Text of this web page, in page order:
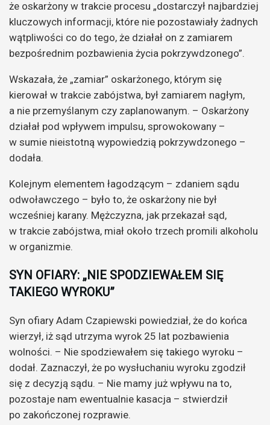
że oskarżony w trakcie procesu „dostarczył najbardziej
kluczowych informacji, które nie pozostawiały żadnych
wątpliwości co do tego, że działał on z zamiarem
bezpośrednim pozbawienia życia pokrzywdzonego”.
Wskazała, że „zamiar” oskarżonego, którym się
kierował w trakcie zabójstwa, był zamiarem nagłym,
a nie przemyślanym czy zaplanowanym. – Oskarżony
działał pod wpływem impulsu, sprowokowany –
w sumie nieistotną wypowiedzią pokrzywdzonego –
dodała.
Kolejnym elementem łagodzącym – zdaniem sądu
odwoławczego – było to, że oskarżony nie był
wcześniej karany. Mężczyzna, jak przekazał sąd,
w trakcie zabójstwa, miał około trzech promili alkoholu
w organizmie.
SYN OFIARY: „NIE SPODZIEWAŁEM SIĘ
TAKIEGO WYROKU”
Syn ofiary Adam Czapiewski powiedział, że do końca
wierzył, iż sąd utrzyma wyrok 25 lat pozbawienia
wolności. – Nie spodziewałem się takiego wyroku –
dodał. Zaznaczył, że po wysłuchaniu wyroku zgodził
się z decyzją sądu. – Nie mamy już wpływu na to,
pozostaje nam ewentualnie kasacja – stwierdził
po zakończonej rozprawie.